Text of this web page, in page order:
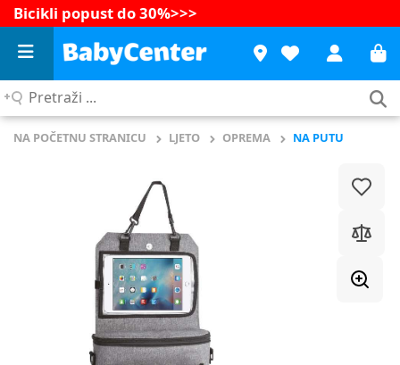
Bicikli popust do 30%>>>
Pretraži
NA POČETNU STRANICU LJETO OPREMA NA PUTU